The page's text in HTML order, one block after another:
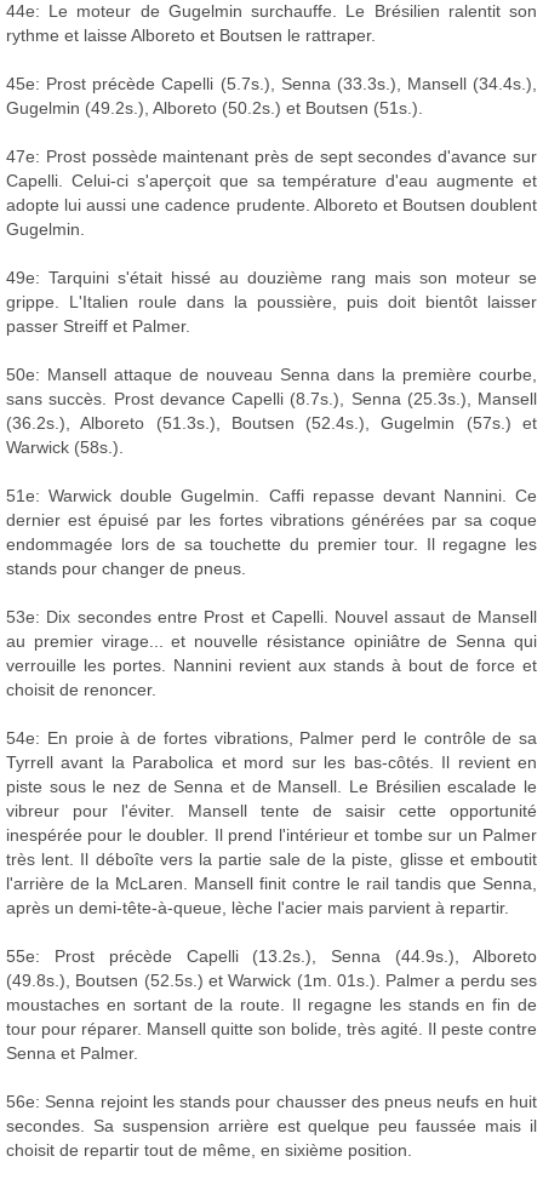
44e: Le moteur de Gugelmin surchauffe. Le Brésilien ralentit son
rythme et laisse Alboreto et Boutsen le rattraper.
45e: Prost précède Capelli (5.7s.), Senna (33.3s.), Mansell (34.4s.),
Gugelmin (49.2s.), Alboreto (50.2s.) et Boutsen (51s.).
47e: Prost possède maintenant près de sept secondes d'avance sur
Capelli. Celui-ci s'aperçoit que sa température d'eau augmente et
adopte lui aussi une cadence prudente. Alboreto et Boutsen doublent
Gugelmin.
49e: Tarquini s'était hissé au douzième rang mais son moteur se
grippe. L'Italien roule dans la poussière, puis doit bientôt laisser
passer Streiff et Palmer.
50e: Mansell attaque de nouveau Senna dans la première courbe,
sans succès. Prost devance Capelli (8.7s.), Senna (25.3s.), Mansell
(36.2s.), Alboreto (51.3s.), Boutsen (52.4s.), Gugelmin (57s.) et
Warwick (58s.).
51e: Warwick double Gugelmin. Caffi repasse devant Nannini. Ce
dernier est épuisé par les fortes vibrations générées par sa coque
endommagée lors de sa touchette du premier tour. Il regagne les
stands pour changer de pneus.
53e: Dix secondes entre Prost et Capelli. Nouvel assaut de Mansell
au premier virage... et nouvelle résistance opiniâtre de Senna qui
verrouille les portes. Nannini revient aux stands à bout de force et
choisit de renoncer.
54e: En proie à de fortes vibrations, Palmer perd le contrôle de sa
Tyrrell avant la Parabolica et mord sur les bas-côtés. Il revient en
piste sous le nez de Senna et de Mansell. Le Brésilien escalade le
vibreur pour l'éviter. Mansell tente de saisir cette opportunité
inespérée pour le doubler. Il prend l'intérieur et tombe sur un Palmer
très lent. Il déboîte vers la partie sale de la piste, glisse et emboutit
l'arrière de la McLaren. Mansell finit contre le rail tandis que Senna,
après un demi-tête-à-queue, lèche l'acier mais parvient à repartir.
55e: Prost précède Capelli (13.2s.), Senna (44.9s.), Alboreto
(49.8s.), Boutsen (52.5s.) et Warwick (1m. 01s.). Palmer a perdu ses
moustaches en sortant de la route. Il regagne les stands en fin de
tour pour réparer. Mansell quitte son bolide, très agité. Il peste contre
Senna et Palmer.
56e: Senna rejoint les stands pour chausser des pneus neufs en huit
secondes. Sa suspension arrière est quelque peu faussée mais il
choisit de repartir tout de même, en sixième position.